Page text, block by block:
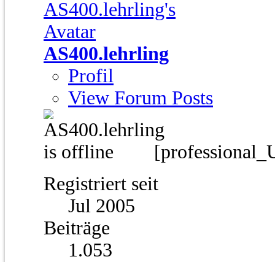
AS400.lehrling
Profil
View Forum Posts
Registriert seit
Jul 2005
Beiträge
1.053